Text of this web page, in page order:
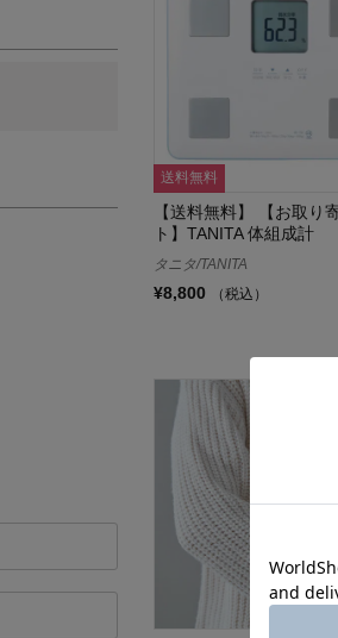
送料無料
【送料無料】 【お取り
ト】TANITA 体組成計
タニタ/TANITA
¥8,800 （税込）